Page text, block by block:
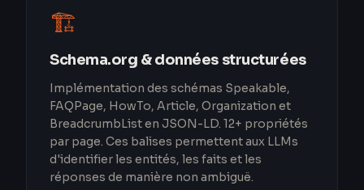
🏗️
Schema.org & données structurées
Implémentation des schémas Speakable,
FAQPage, HowTo, Article, Organization et
BreadcrumbList en JSON-LD. 12+ propriétés
par page. Ces balises permettent aux LLMs
d'identifier les entités, les faits et les
réponses de manière non ambiguë.